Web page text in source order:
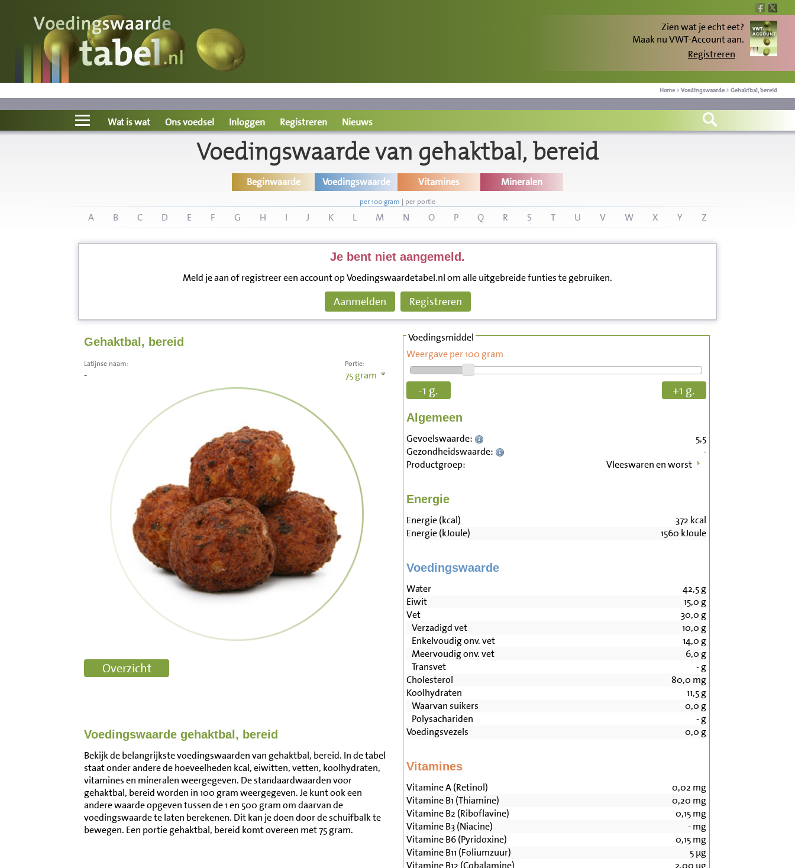
Zien wat je echt eet?
Maak nu VWT-Account aan.
Registreren
Home > Voedingswaarde > Gehaktbal, bereid
Voedingswaarde
Wat is wat?
Ons voedsel
Wat is wat Ons voedsel Inloggen Registreren Nieuws
Voedingswaarde van gehaktbal, bereid
Beginwaarde Voedingswaarde Vitamines Mineralen
per 100 gram | per portie
A B C D E F G H I J K L M N O P Q R S T U V W X Y Z
Je bent niet aangemeld.
Meld je aan of registreer een account op Voedingswaardetabel.nl om alle uitgebreide funties te gebruiken.
Aanmelden Registreren
Gehaktbal, bereid
Portie:
75gram
Latijnse naam:
-
Voedingswaarde gehaktbal, bereid
Bekijk de belangrijkste voedingswaarden van gehaktbal, bereid. In de tabel
staat onder andere de hoeveelheden kcal, eiwitten, vetten, koolhydraten,
vitamines en mineralen weergegeven. De standaardwaarden voor
gehaktbal, bereid worden in 100 gram weergegeven. Je kunt ook een
andere waarde opgeven tussen de 1 en 500 gram om daarvan de
voedingswaarde te laten berekenen. Dit kan je doen door de schuifbalk te
bewegen. Een portie gehaktbal, bereid komt overeen met 75 gram.
Voedingsmiddel
Weergave per 100 gram
-1 g. +1 g.
Algemeen
Gevoelswaarde:
5,5
Gezondheidswaarde:
-
Productgroep:
Vleeswaren en worst
Energie
Energie (kcal) 372 kcal
Energie (kJoule)
1560 kJoule
Voedingswaarde
Water 42,5g
Eiwit
15,0 g
Vet
30,0 g
Verzadigd vet
10,0 g
Enkelvoudig onv. vet
14,0 g
Meervoudig onv. vet
6,0 g
Transvet
-g
Cholesterol
80,0 mg
Koolhydraten
11,5g
Waarvan suikers
0,0 g
Polysachariden
-g
Voedingsvezels
0,0 g
Vitamines
Vitamine A (Retinol) 0,02 mg
Vitamine B1 (Thiamine)
0,20 mg
Vitamine B2 (Riboflavine)
0,15mg
Vitamine B3 (Niacine)
-mg
Vitamine B6 (Pyridoxine)
0,15mg
Vitamine B11 (Foliumzuur)
5µg
Vitamine B12 (Cobalamine)
2,00 µg